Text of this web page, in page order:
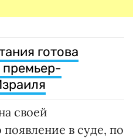
готова
премьер-
своей
в суде, по